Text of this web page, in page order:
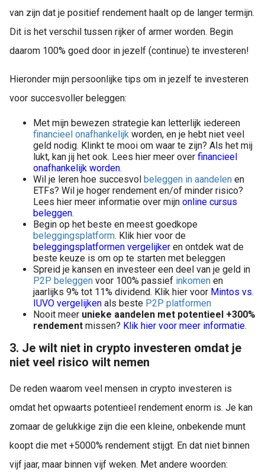
van zijn dat je positief rendement haalt op de langer termijn.
Dit is het verschil tussen rijker of armer worden. Begin
daarom 100% goed door in jezelf (continue) te investeren!
Hieronder mijn persoonlijke tips om in jezelf te investeren
voor succesvoller beleggen:
Met mijn bewezen strategie kan letterlijk iedereen
financieel onafhankelijk worden, en je hebt niet veel
geld nodig. Klinkt te mooi om waar te zijn? Als het mij
lukt, kan jij het ook. Lees hier meer over financieel
onafhankelijk worden.
Wil je leren hoe succesvol beleggen in aandelen en
ETFs? Wil je hoger rendement en/of minder risico?
Lees hier meer informatie over mijn online cursus
beleggen.
Begin op het beste en meest goedkope
beleggingsplatform. Klik hier voor de
beleggingsplatformen vergelijker en ontdek wat de
beste keuze is om op te starten met beleggen
Spreid je kansen en investeer een deel van je geld in
P2P beleggen voor 100% passief inkomen en
jaarlijks 9% tot 11% dividend. Klik hier voor Mintos vs.
IUVO vergelijken als beste P2P platformen
Nooit meer unieke aandelen met potentieel +300%
rendement missen? Klik hier voor meer informatie.
3. Je wilt niet in crypto investeren omdat je
niet veel risico wilt nemen
De reden waarom veel mensen in crypto investeren is
omdat het opwaarts potentieel rendement enorm is. Je kan
zomaar de gelukkige zijn die een kleine, onbekende munt
koopt die met +5000% rendement stijgt. En dat niet binnen
vijf jaar, maar binnen vijf weken. Met andere woorden: